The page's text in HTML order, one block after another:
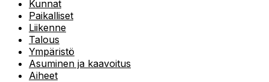
Kunnat
Paikalliset
Liikenne
Talous
Ympäristö
Asuminen ja kaavoitus
Aiheet